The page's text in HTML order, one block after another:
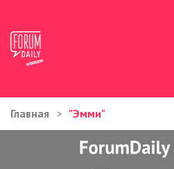
ИММИГРАЦИЯ В США
Главная "Эмми"